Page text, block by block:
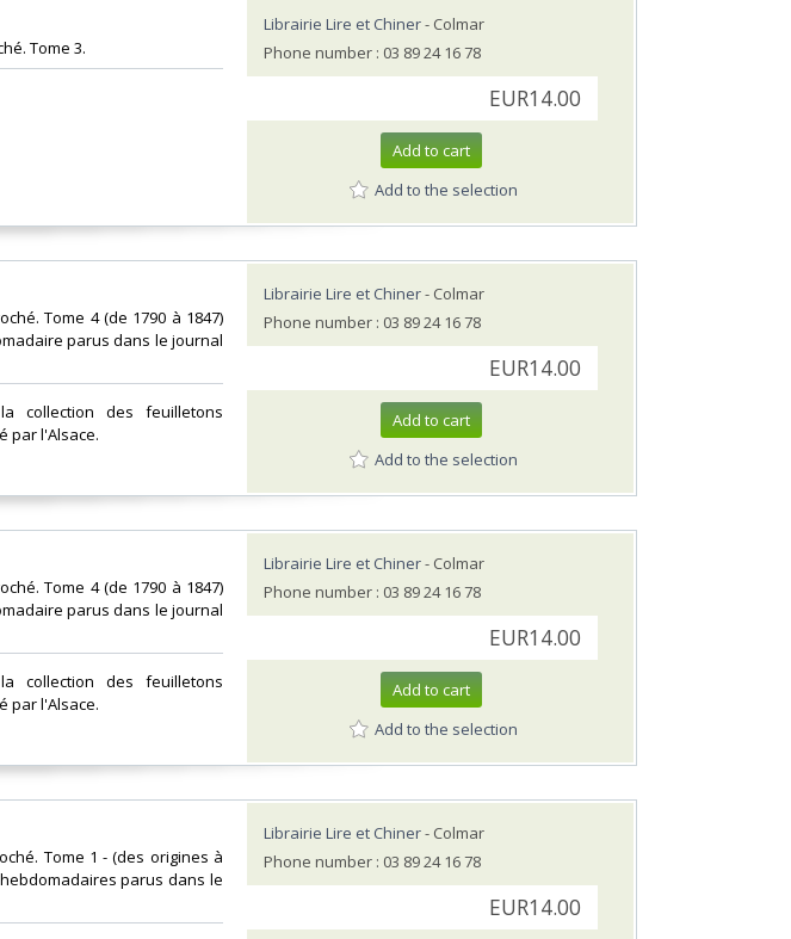
Tome 3.‎
Librairie Lire et Chiner- Colmar
Phone number : 03 89 24 16 78
EUR14.00
Add to cart
Add to the selection
Tome 4 (de 1790 à 1847)
parus dans le journal
collection des feuilletons
par l'Alsace.‎
Librairie Lire et Chiner- Colmar
Phone number : 03 89 24 16 78
EUR14.00
Add to cart
Add to the selection
Tome 4 (de 1790 à 1847)
parus dans le journal
collection des feuilletons
par l'Alsace.‎
Librairie Lire et Chiner- Colmar
Phone number : 03 89 24 16 78
EUR14.00
Add to cart
Add to the selection
Tome 1 - (des origines à
parus dans le
Librairie Lire et Chiner- Colmar
Phone number : 03 89 24 16 78
EUR14.00